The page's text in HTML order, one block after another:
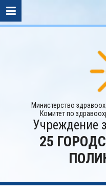
Министерство
Комитет по
Учреждение
25